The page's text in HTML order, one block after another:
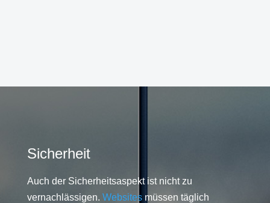
Sicherheit
Auch der Sicherheitsaspekt ist nicht zu
vernachlässigen. Websitesmüssen täglich